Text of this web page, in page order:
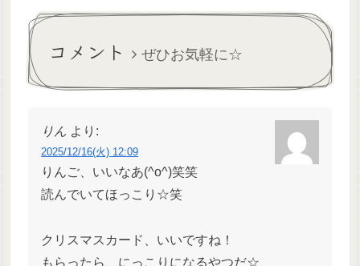
ところまで車運転して買いに
行ったでござる
して10月頃からかな？車降り
コメント ぜひお気軽に☆
りん より:
2025/12/16(火) 12:09
りんご、いいなあ(^o^)笑笑
読んでいてほっこり☆笑
クリスマスカード、いいですね！
もらったら、にっこりになるやつだ☆